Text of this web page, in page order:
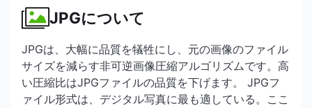
JPGについて
JPGは、大幅に品質を犠牲にし、元の画像のファイル
サイズを減らす非可逆画像圧縮アルゴリズムです。高
い圧縮比はJPGファイルの品質を下げます。 JPGフ
ァイル形式は、デジタル写真に最も適している。ここ